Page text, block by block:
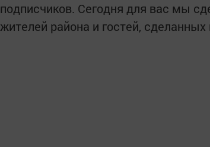
подписчиков. Сегодня для вас мы
жителей района и гостей,